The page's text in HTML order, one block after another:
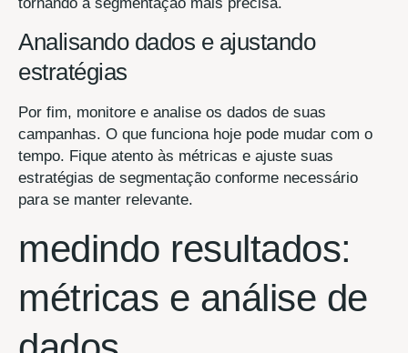
Analisando dados e ajustando
estratégias
Por fim, monitore e analise os dados de suas
campanhas. O que funciona hoje pode mudar com o
tempo. Fique atento às métricas e ajuste suas
estratégias de segmentação conforme necessário
para se manter relevante.
medindo resultados:
métricas e análise de